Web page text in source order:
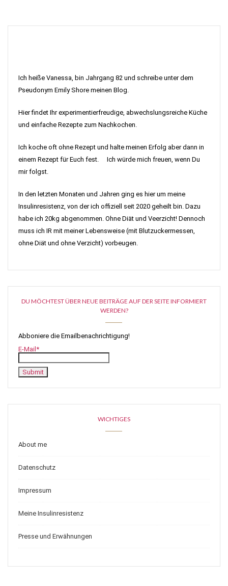
Ich heiße Vanessa, bin Jahrgang 82 und schreibe unter dem
Pseudonym Emily Shore meinen Blog.
Hier findet Ihr experimentierfreudige, abwechslungsreiche Küche
und einfache Rezepte zum Nachkochen.
Ich koche oft ohne Rezept und halte meinen Erfolg aber dann in
einem Rezept für Euch fest. Ich würde mich freuen, wenn Du
mir folgst.
In den letzten Monaten und Jahren ging es hier um meine
Insulinresistenz, von der ich offiziell seit 2020 geheilt bin. Dazu
habe ich 20kg abgenommen. Ohne Diät und Veerzicht! Dennoch
muss ich IR mit meiner Lebensweise (mit Blutzuckermessen,
ohne Diät und ohne Verzicht) vorbeugen.
DU MÖCHTEST ÜBER NEUE BEITRÄGE AUF DER SEITE INFORMIERT
WERDEN?
Abboniere die Emailbenachrichtigung!
E-Mail*
WICHTIGES
About me
Datenschutz
Impressum
Meine Insulinresistenz
Presse und Erwähnungen